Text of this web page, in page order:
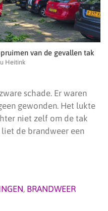
van de gevallen tak
Heitink
schade. Er waren
gewonden. Het lukte
niet zelf om de tak
liet de brandweer een
, BRANDWEER